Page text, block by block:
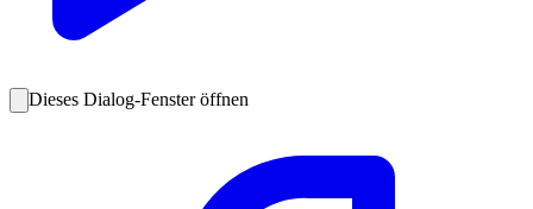
Dieses Dialog-Fenster öffnen